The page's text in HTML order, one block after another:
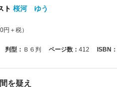
ト 桜河 ゆう
円＋税）
判型： Ｂ６判 ページ数： 412 ISBN：
を疑え